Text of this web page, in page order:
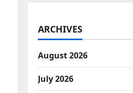
ARCHIVES
August 2026
July 2026